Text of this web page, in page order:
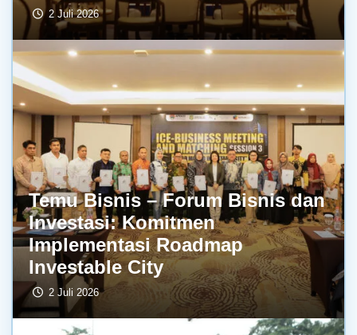
2 Juli 2026
Temu Bisnis – Forum Bisnis dan
Investasi: Komitmen
Implementasi Roadmap
Investable City
2 Juli 2026